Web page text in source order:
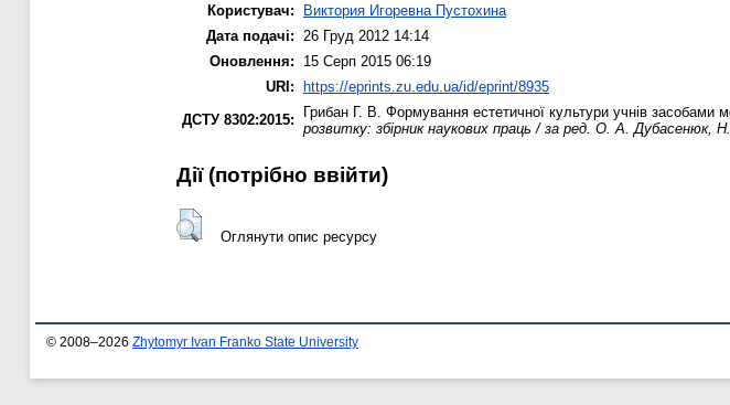
Користувач:
Виктория Игоревна Пустохина
Дата подачі:
26 Груд 2012 14:14
Оновлення:
15 Серп 2015 06:19
URI: https://eprints.zu.edu.ua/id/eprint/8935
ДСТУ 8302:2015:
Грибан Г. В. Формування естетичної культури учнів засобами
розвитку: збірник наукових праць / за ред. О. А. Дубасенюк,
Дії ​​(потрібно ввійти)
Оглянути опис ресурсу
© 2008–2026 Zhytomyr Ivan Franko State University